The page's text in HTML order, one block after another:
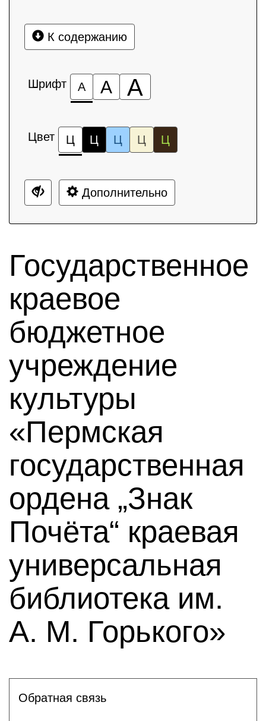
К содержанию
Шрифт А А А
Цвет Ц Ц Ц Ц Ц
Дополнительно
Государственное
краевое
бюджетное
учреждение
культуры
«Пермская
государственная
ордена „Знак
Почёта“ краевая
универсальная
библиотека им.
А. М. Горького»
Обратная связь